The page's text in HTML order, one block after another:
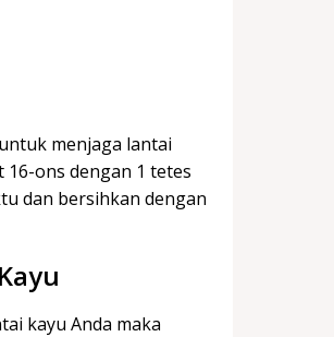
menjaga lantai
ons dengan 1 tetes
dan bersihkan dengan
kayu Anda maka